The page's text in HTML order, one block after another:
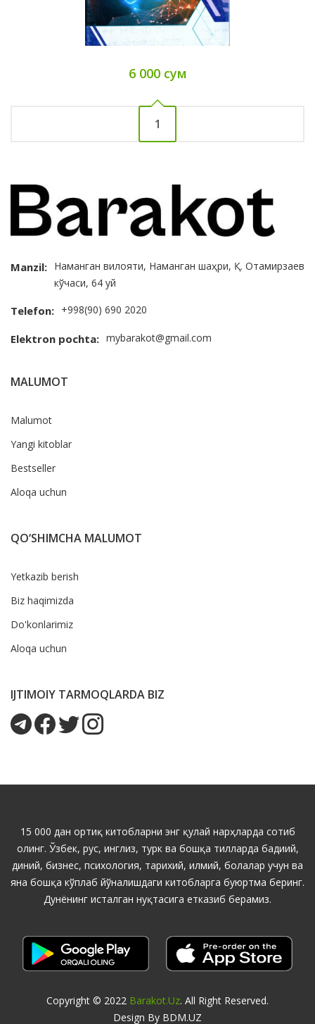
6 000 сум
1
Manzil: Наманган вилояти, Наманган шаҳри, Қ. Отамирзаев
кўчаси, 64 уй
Telefon: +998(90) 690 2020
Elektron pochta: mybarakot@gmail.com
MALUMOT
Malumot
Yangi kitoblar
Bestseller
Aloqa uchun
QO‘SHIMCHA MALUMOT
Yetkazib berish
Biz haqimizda
Do'konlarimiz
Aloqa uchun
IJTIMOIY TARMOQLARDA BIZ
15 000 дан ортиқ китобларни энг қулай нарҳларда сотиб
олинг. Ўзбек, рус, инглиз, турк ва бошқа тилларда бадиий,
диний, бизнес, психология, тарихий, илмий, болалар учун ва
яна бошқа кўплаб йўналишдаги китобларга буюртма беринг.
Дунёнинг исталган нуқтасига етказиб берамиз.
Copyright © 2022 Barakot.uz. All Right Reserved.
Design By BDM.UZ